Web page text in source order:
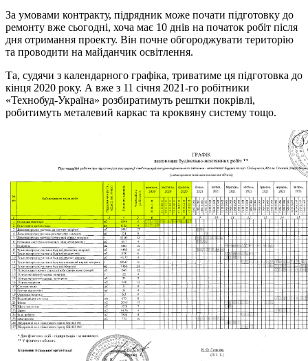
За умовами контракту, підрядник може почати підготовку до
ремонту вже сьогодні, хоча має 10 днів на початок робіт після
дня отримання проекту. Він почне обгороджувати територію
та проводити на майданчик освітлення.
Та, судячи з календарного графіка, триватиме ця підготовка до
кінця 2020 року. А вже з 11 січня 2021-го робітники
«Технобуд-Україна» розбиратимуть рештки покрівлі,
робитимуть металевий каркас та кроквяну систему тощо.